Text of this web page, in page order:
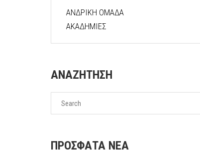
ΑΝΔΡΙΚΗ ΟΜΑΔΑ
ΑΚΑΔΗΜΙΕΣ
ΑΝΑΖΗΤΗΣΗ
ΠΡΟΣΦΑΤΑ ΝΕΑ